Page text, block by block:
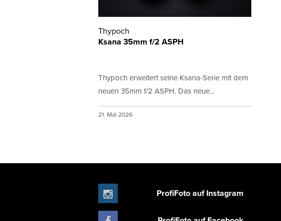
Thypoch
Ksana 35mm f/2 ASPH
Thypoch erweitert seine Ksana-Serie mit dem
neuen 35mm f/2 ASPH. Das neue...
21. Mai 2026
ProfiFoto auf Instagram